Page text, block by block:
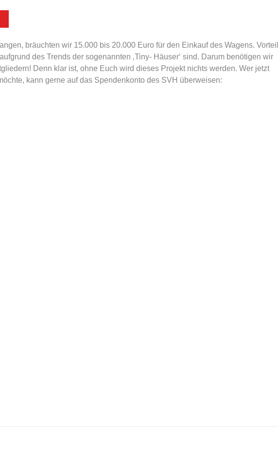
bräuchten wir 15.000 bis 20.000 Euro für den Einkauf des Wagens. Vorteil
des Trends der sogenannten ‚Tiny- Häuser‘ sind. Darum benötigen wir
Denn klar ist, ohne Euch wird dieses Projekt nichts werden. Wer jetzt
kann gerne auf das Spendenkonto des SVH überweisen: